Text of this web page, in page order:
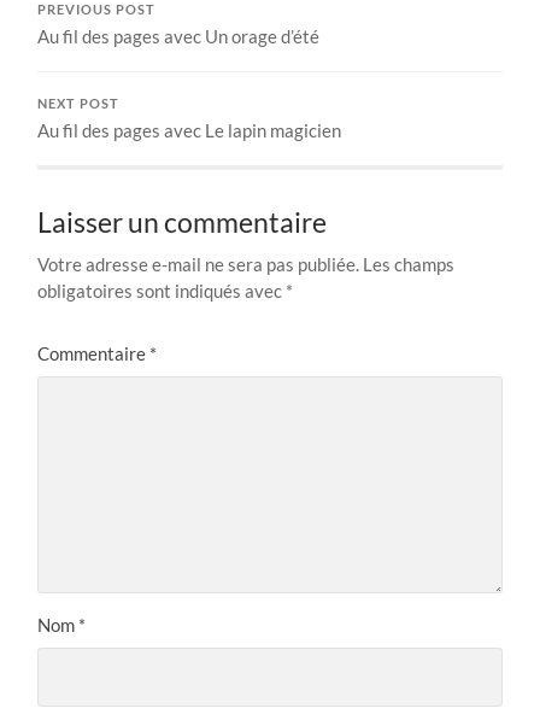
PREVIOUS POST
Au fil des pages avec Un orage d’été
NEXT POST
Au fil des pages avec Le lapin magicien
Laisser un commentaire
Votre adresse e-mail ne sera pas publiée. Les champs
obligatoires sont indiqués avec *
Commentaire *
Nom *